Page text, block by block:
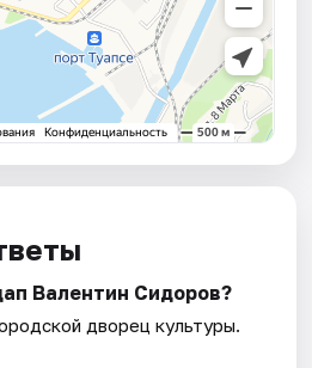
Валентин Сидоров?
дворец культуры.